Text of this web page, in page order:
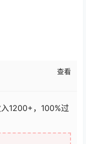
查看
1200+，100%过